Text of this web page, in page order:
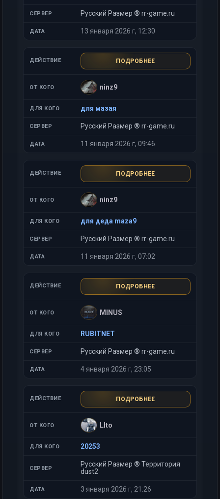
Русский Размер ® rr-game.ru
13 января 2026 г, 12:30
ПОДРОБНЕЕ
ninz9
для мазая
Русский Размер ® rr-game.ru
11 января 2026 г, 09:46
ПОДРОБНЕЕ
ninz9
для деда maza9
Русский Размер ® rr-game.ru
11 января 2026 г, 07:02
ПОДРОБНЕЕ
MINUS
RUBITNET
Русский Размер ® rr-game.ru
4 января 2026 г, 23:05
ПОДРОБНЕЕ
LIto
20253
Русский Размер ® Территория
dust2
3 января 2026 г, 21:26